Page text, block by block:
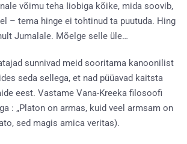
võimu teha Iiobiga kõike, mida soovib,
– tema hinge ei tohtinud ta puutuda. Hing
Jumalale. Mõelge selle üle…
sunnivad meid sooritama kanoonilist
seda sellega, et nad püüavad kaitsta
eest. Vastame Vana-Kreeka filosoofi
: „Platon on armas, kuid veel armsam on
sed magis amica veritas).